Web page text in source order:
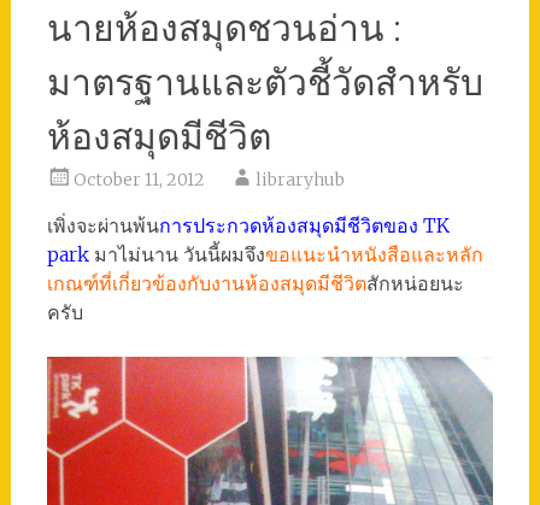
นายห้องสมุดชวนอ่าน :
มาตรฐานและตัวชี้วัดสำหรับ
ห้องสมุดมีชีวิต
October 11, 2012 libraryhub
เพิ่งจะผ่านพ้นการประกวดห้องสมุดมีชีวิตของ TK
parkมาไม่นาน วันนี้ผมจึงขอแนะนำหนังสือและหลัก
เกณฑ์ที่เกี่ยวข้องกับงานห้องสมุดมีชีวิตสักหน่อยนะ
ครับ